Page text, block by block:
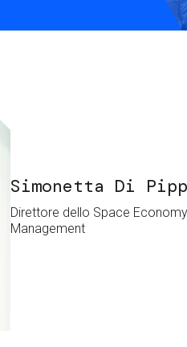
and accessibility
us
Simonetta Di
Direttore dello Space
Management